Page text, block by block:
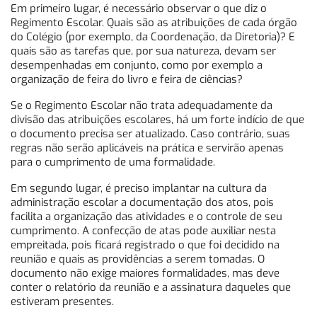
Em primeiro lugar, é necessário observar o que diz o
Regimento Escolar. Quais são as atribuições de cada órgão
do Colégio (por exemplo, da Coordenação, da Diretoria)? E
quais são as tarefas que, por sua natureza, devam ser
desempenhadas em conjunto, como por exemplo a
organização de feira do livro e feira de ciências?
Se o Regimento Escolar não trata adequadamente da
divisão das atribuições escolares, há um forte indício de que
o documento precisa ser atualizado. Caso contrário, suas
regras não serão aplicáveis na prática e servirão apenas
para o cumprimento de uma formalidade.
Em segundo lugar, é preciso implantar na cultura da
administração escolar a documentação dos atos, pois
facilita a organização das atividades e o controle de seu
cumprimento. A confecção de atas pode auxiliar nesta
empreitada, pois ficará registrado o que foi decidido na
reunião e quais as providências a serem tomadas. O
documento não exige maiores formalidades, mas deve
conter o relatório da reunião e a assinatura daqueles que
estiveram presentes.